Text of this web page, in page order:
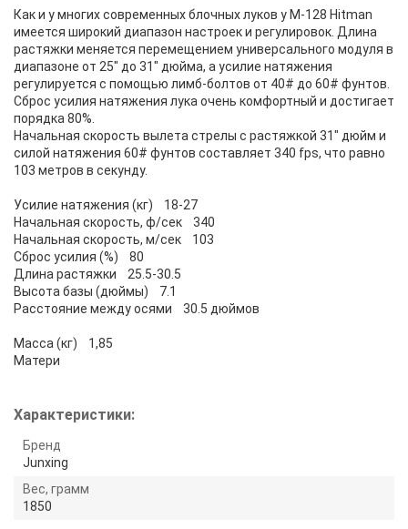
Как и у многих современных блочных луков у M-128 Hitman
имеется широкий диапазон настроек и регулировок. Длина
растяжки меняется перемещением универсального модуля в
диапазоне от 25" до 31" дюйма, а усилие натяжения
регулируется с помощью лимб-болтов от 40# до 60# фунтов.
Сброс усилия натяжения лука очень комфортный и достигает
порядка 80%.
Начальная скорость вылета стрелы с растяжкой 31" дюйм и
силой натяжения 60# фунтов составляет 340 fps, что равно
103 метров в секунду.
Усилие натяжения (кг) 18-27
Начальная скорость, ф/сек 340
Начальная скорость, м/сек 103
Сброс усилия (%) 80
Длина растяжки 25.5-30.5
Высота базы (дюймы) 7.1
Расстояние между осями 30.5 дюймов
Масса (кг) 1,85
Матери
Характеристики:
Бренд
Junxing
Вес, грамм
1850